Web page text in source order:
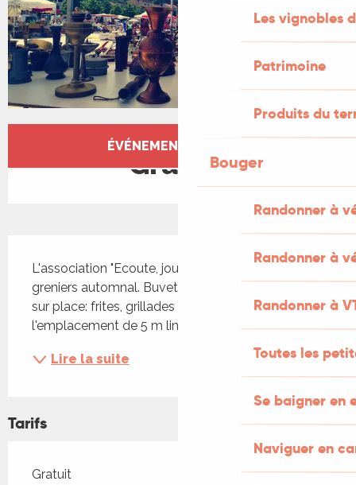
Les vignobles
Patrimoine
Produits du
Bouger
Randonner à
Randonner à
Randonner à
Toutes les
Se baigner en
Naviguer en
Ouverture et coordonnées
ÉVÉNEMENT TERMINÉ
Gratuit
L'association "Ecoute, joue, vis" organise ce vide-
greniers automnal. Buvette et petite restauration
sur place: frites, grillades EXPOSANTS : 10 €
l'emplacement de 5 m linéaire et 6 € les 3 m
Lire la suite
Tarifs
Tarifs 2026
Gratuit